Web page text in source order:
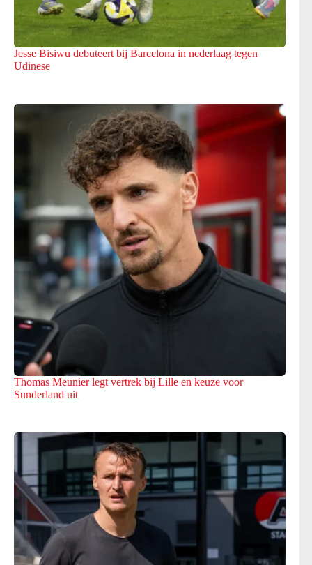
Jesse Bisiwu debuteert bij Barcelona in nederlaag tegen
Udinese
Thomas Meunier legt vertrek bij Lille en keuze voor
Sunderland uit